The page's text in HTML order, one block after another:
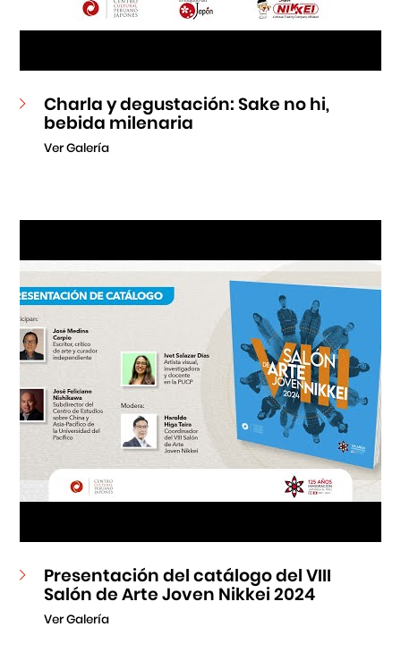
Charla y degustación: Sake no hi,
bebida milenaria
Ver Galería
Presentación del catálogo del VIII
Salón de Arte Joven Nikkei 2024
Ver Galería